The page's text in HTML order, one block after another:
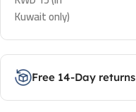
Kuwait only)
Free 14-Day returns